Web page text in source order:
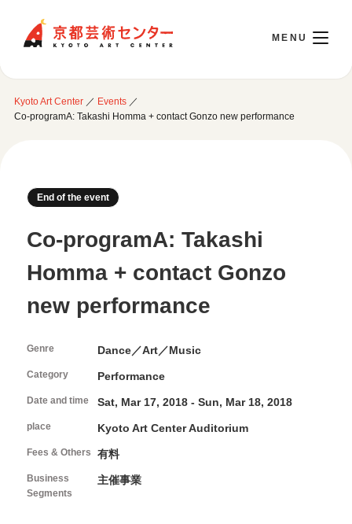
日本語
Visit
Opening Hours & Accessibility
Floor Guide
Access
Library / Information Room
Interviews/Inspections/Observations/Photography
Attend an event
Current Events
Event Archive
Programs and Projects of the Center
How to use Studio and application guidelines
Facilities in Studio
Open Call
Volunteers & Supporters
Volunteer
KAC Supporters
About Kyoto Art Center
Kyoto Art Center／ Events／
Co-programA: Takashi Homma + contact Gonzo new performance
End of the event
Co-programA: Takashi
Homma + contact Gonzo
new performance
Genre Dance／Art／Music
Category Performance
Date and time Sat, Mar 17, 2018 - Sun, Mar 18, 2018
place Kyoto Art Center Auditorium
Fees & Others 有料
Business
Segments
主催事業